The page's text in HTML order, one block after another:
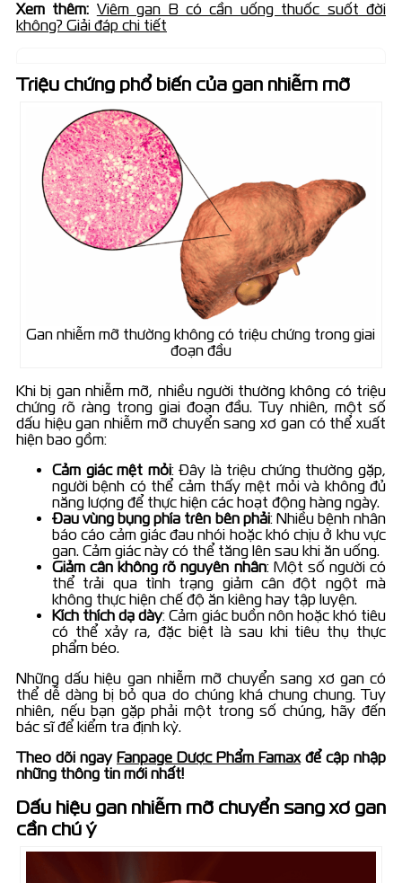
Xem thêm: Viêm gan B có cần uống thuốc suốt đời
không? Giải đáp chi tiết
Triệu chứng phổ biến của gan nhiễm mỡ
Gan nhiễm mỡ thường không có triệu chứng trong giai
đoạn đầu
Khi bị gan nhiễm mỡ, nhiều người thường không có triệu
chứng rõ ràng trong giai đoạn đầu. Tuy nhiên, một số
dấu hiệu gan nhiễm mỡ chuyển sang xơ gan có thể xuất
hiện bao gồm:
Cảm giác mệt mỏi: Đây là triệu chứng thường gặp,
người bệnh có thể cảm thấy mệt mỏi và không đủ
năng lượng để thực hiện các hoạt động hàng ngày.
Đau vùng bụng phía trên bên phải: Nhiều bệnh nhân
báo cáo cảm giác đau nhói hoặc khó chịu ở khu vực
gan. Cảm giác này có thể tăng lên sau khi ăn uống.
Giảm cân không rõ nguyên nhân: Một số người có
thể trải qua tình trạng giảm cân đột ngột mà
không thực hiện chế độ ăn kiêng hay tập luyện.
Kích thích dạ dày: Cảm giác buồn nôn hoặc khó tiêu
có thể xảy ra, đặc biệt là sau khi tiêu thụ thực
phẩm béo.
Những dấu hiệu gan nhiễm mỡ chuyển sang xơ gan có
thể dễ dàng bị bỏ qua do chúng khá chung chung. Tuy
nhiên, nếu bạn gặp phải một trong số chúng, hãy đến
bác sĩ để kiểm tra định kỳ.
Theo dõi ngay Fanpage Dược Phẩm Famaxđể cập nhập
những thông tin mới nhất!
Dấu hiệu gan nhiễm mỡ chuyển sang xơ gan
cần chú ý